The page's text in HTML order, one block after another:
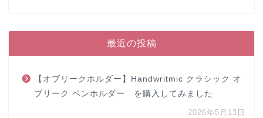
最近の投稿
【オブリークホルダー】Handwritmic クラシック オ
ブリーク ペンホルダー を購入してみました
2026年5月13日